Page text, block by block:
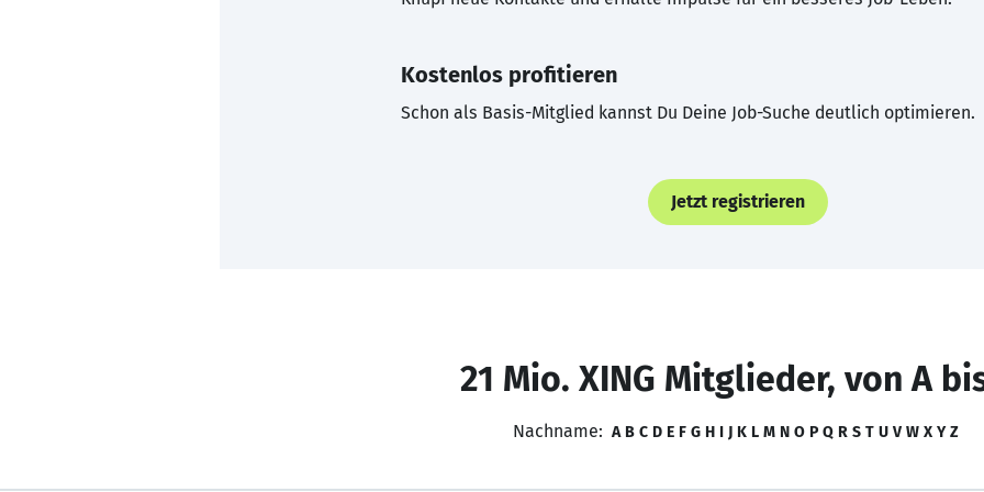
Kostenlos profitieren
Schon als Basis-Mitglied kannst Du Deine Job-Suche deutlich optimieren.
Jetzt registrieren
21 Mio. XING Mitglieder, von A
Nachname: A B C D E F G H I J K L M N O P Q R S T U V W X Y Z